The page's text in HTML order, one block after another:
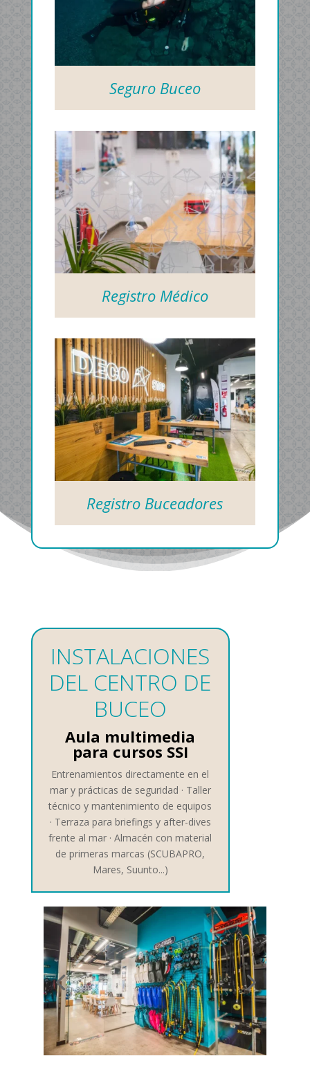
Seguro Buceo
Registro Médico
Registro Buceadores
INSTALACIONES
DEL CENTRO DE
BUCEO
Aula multimedia
para cursos SSI
Entrenamientos directamente en el
mar y prácticas de seguridad · Taller
técnico y mantenimiento de equipos
· Terraza para briefings y after-dives
frente al mar ·Almacén con material
de primeras marcas (SCUBAPRO,
Mares, Suunto...)